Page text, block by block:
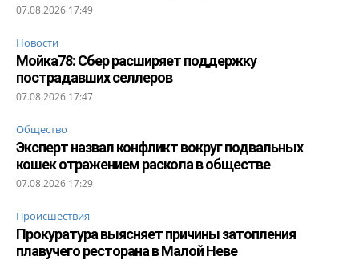
07.08.2026 17:49
Новости
Мойка78: Сбер расширяет поддержку
пострадавших селлеров
07.08.2026 17:47
Общество
Эксперт назвал конфликт вокруг подвальных
кошек отражением раскола в обществе
07.08.2026 17:29
Происшествия
Прокуратура выясняет причины затопления
плавучего ресторана в Малой Неве